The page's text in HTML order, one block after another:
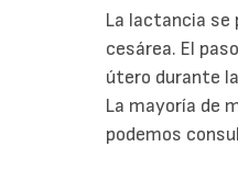
La lactancia se
cesárea. El
útero durante
La mayoría de
podemos